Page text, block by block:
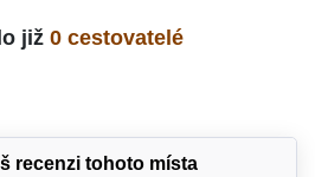
již 0 cestovatelé
recenzi tohoto místa